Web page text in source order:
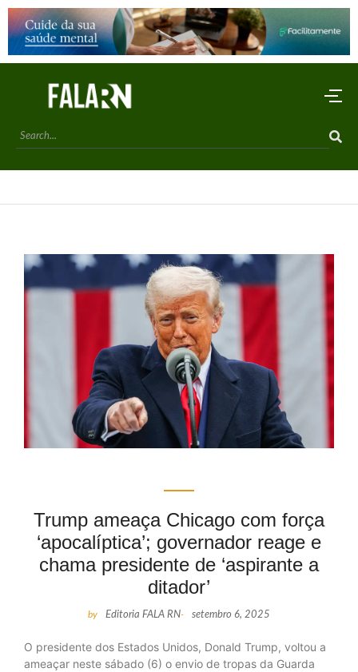
Trump ameaça Chicago com força
‘apocalíptica’; governador reage e
chama presidente de ‘aspirante a
ditador’
by Editoria FALA RN- setembro 6, 2025
O presidente dos Estados Unidos, Donald Trump, voltou a
ameaçar neste sábado (6) o envio de tropas da Guarda